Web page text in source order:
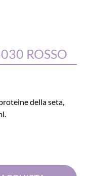
ROSSO
della seta,